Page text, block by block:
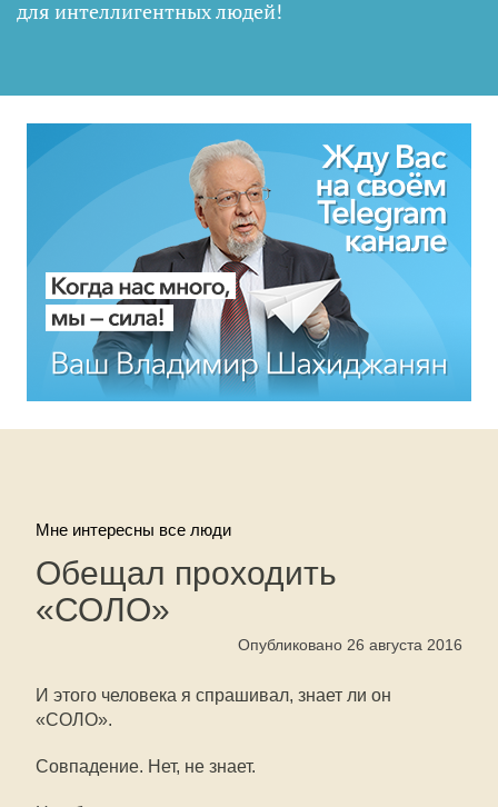
для интеллигентных людей!
Мне интересны все люди
Обещал проходить
«СОЛО»
Опубликовано 26 августа 2016
И этого человека я спрашивал, знает ли он
«СОЛО».
Совпадение. Нет, не знает.